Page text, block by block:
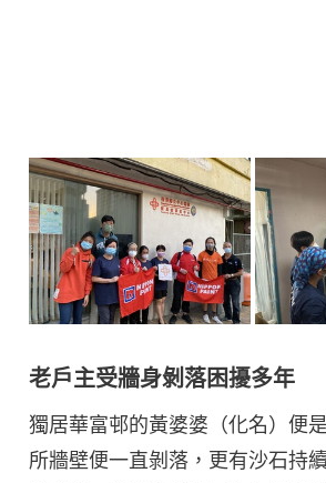
老戶主受牆身剝落困擾多年
獨居華富邨的黃婆婆（化名）便
所牆壁便一直剝落，更有沙石持